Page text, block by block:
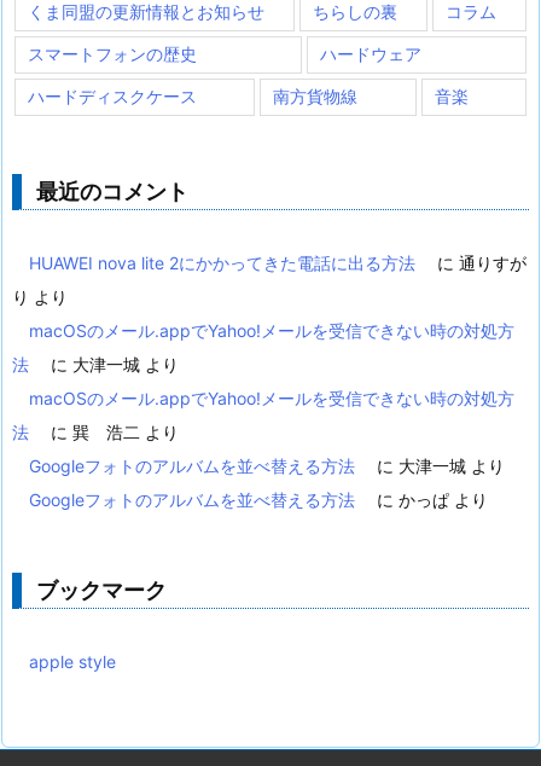
くま同盟の更新情報とお知らせ ちらしの裏 コラム
スマートフォンの歴史 ハードウェア
ハードディスクケース 南方貨物線 音楽
最近のコメント
HUAWEI nova lite 2にかかってきた電話に出る方法 に 通りすが
り より
macOSのメール.appでYahoo!メールを受信できない時の対処方
法
に 大津一城 より
macOSのメール.appでYahoo!メールを受信できない時の対処方
法
に 巽 浩二 より
Googleフォトのアルバムを並べ替える方法
に 大津一城 より
Googleフォトのアルバムを並べ替える方法
に かっぱ より
ブックマーク
apple style